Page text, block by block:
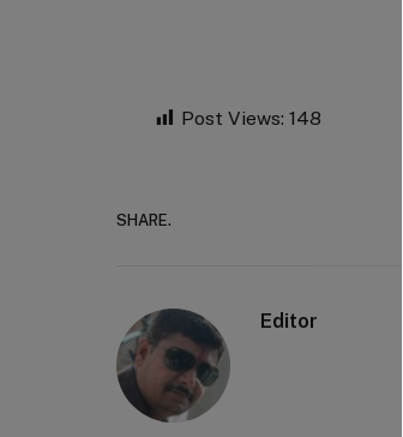
Post Views: 148
SHARE.
Editor